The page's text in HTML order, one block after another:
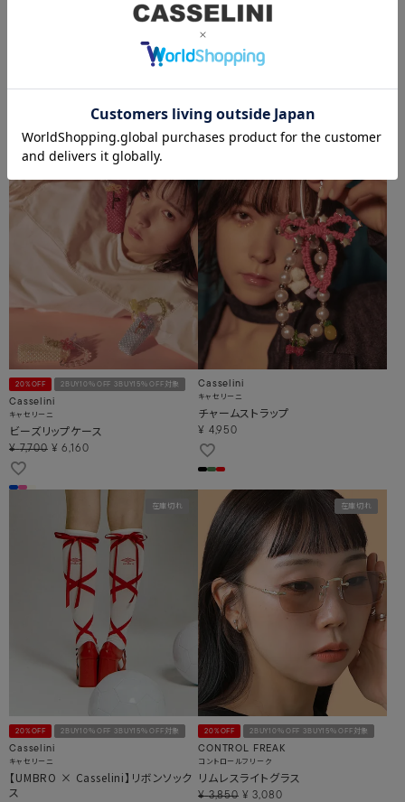
20%OFF
Casselini
キャセリーニ
20%OFF 2BUY10％OFF 3BUY15％OFF対象
Casselini
キャセリーニ
ビーズリップケース
¥ 7,700 ¥ 6,160
在庫切れ
Casselini
キャセリーニ
チャームストラップ
¥ 4,950
20%OFF 2BUY10％OFF 3BUY15％OFF対象
Casselini
キャセリーニ
【UMBRO × Casselini】リボンソック
ス
在庫切れ
20%OFF 2BUY10％OFF 3BUY15％OFF対象
CONTROL FREAK
コントロールフリーク
リムレスライトグラス
¥ 3,850 ¥ 3,080
在庫切れ